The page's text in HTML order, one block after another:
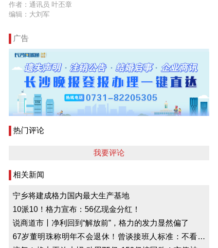
作者：通讯员 叶丕章
编辑：大刘军
广告
热门评论
我要评论
相关新闻
宁乡将建成格力国内最大生产基地
10派10！格力宣布：56亿现金分红！
说商道市丨净利回到“解放前”，格力的发力显然偏了
67岁董明珠称明年不会退休！曾谈接班人标准：不看亲